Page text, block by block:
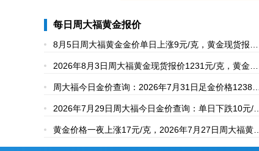
每日周大福黄金报价
8月5日周大福黄金金价单日上涨9元/克，黄金现货报价
1240元/克，黄金回收858元/克
2026年8月3日周大福黄金现货报价1231元/克，黄金回
收报价854元/克
周大福今日金价查询：2026年7月31日足金价格1238元/
克、黄金回收859元/克
2026年7月29日周大福今日金价查询：单日下跌10元/
克，足金现货报价1222元/克
黄金价格一夜上涨17元/克，2026年7月27日周大福黄金
现货报价1248元/克